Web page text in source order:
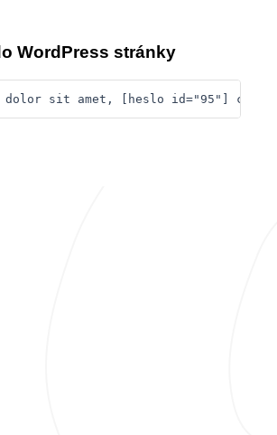
WordPress stránky
dolor sit amet, [heslo id="95"]